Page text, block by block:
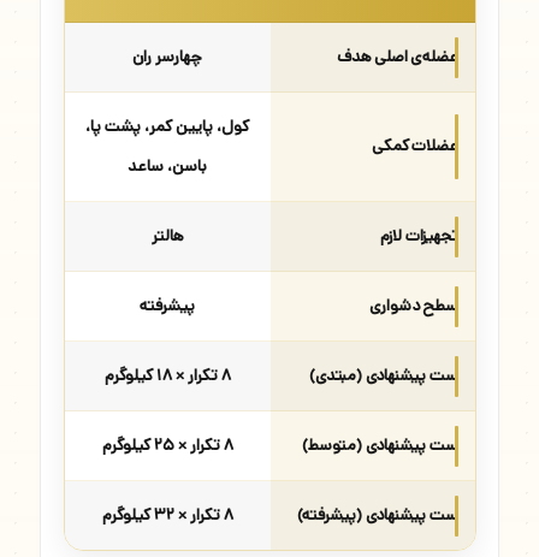
عضله‌ی اصلی هدف چهارسر ران
عضلات کمکی
کول، پایین کمر، پشت پا،
باسن، ساعد
تجهیزات لازم هالتر
سطح دشواری پیشرفته
ست پیشنهادی (مبتدی) ۸ تکرار × ۱۸ کیلوگرم
ست پیشنهادی (متوسط) ۸ تکرار × ۲۵ کیلوگرم
ست پیشنهادی (پیشرفته) ۸ تکرار × ۳۲ کیلوگرم